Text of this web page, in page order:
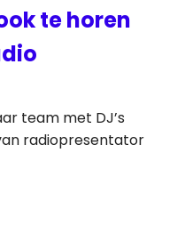
te horen
team met DJ’s
radiopresentator